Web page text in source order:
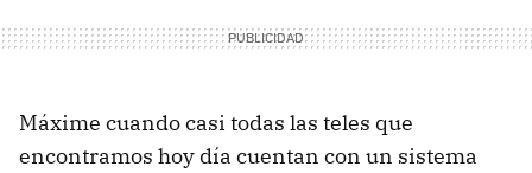
Máxime cuando casi todas las teles que
encontramos hoy día cuentan con un sistema